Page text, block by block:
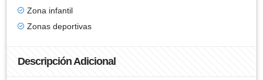
Zona infantil
Zonas deportivas
Descripción Adicional